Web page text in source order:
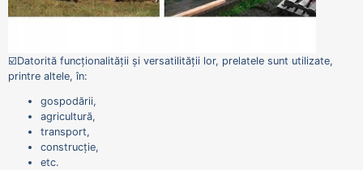
☑️Datorită funcționalității și versatilității lor, prelatele sunt utilizate,
printre altele, în:
gospodării,
agricultură,
transport,
construcție,
etc.